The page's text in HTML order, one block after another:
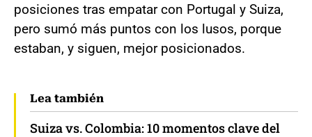
posiciones tras empatar con Portugal y Suiza,
pero sumó más puntos con los lusos, porque
estaban, y siguen, mejor posicionados.
Lea también
Suiza vs. Colombia: 10 momentos clave del